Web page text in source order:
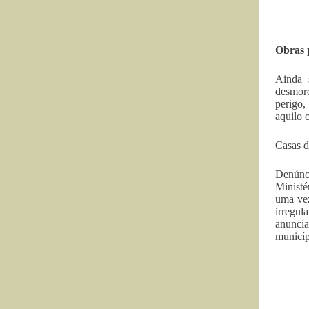
Obras
Ainda
perigo,
aquilo
Casas
uma